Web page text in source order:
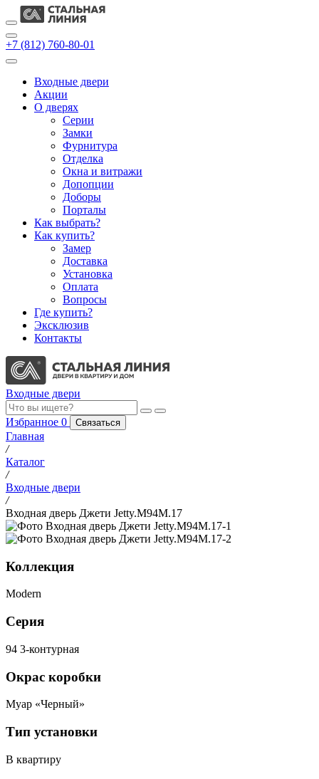
+7 (812) 760-80-01
Входные двери
Акции
О дверях
Cерии
Замки
Фурнитура
Отделка
Окна и витражи
Допопции
Доборы
Порталы
Как выбрать?
Как купить?
Замер
Доставка
Установка
Оплата
Вопросы
Где купить?
Эксклюзив
Контакты
Входные двери
Избранное 0 Связаться
Главная
/
Каталог
/
Входные двери
/
Входная дверь Джети Jetty.M94M.17
Коллекция
Modern
Серия
94 3-контурная
Окрас коробки
Муар «Черный»
Тип установки
В квартиру